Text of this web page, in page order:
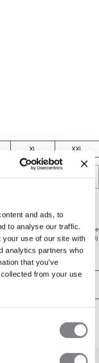
and ads, to
to analyse our traffic.
your use of our site with
analytics partners who
that you’ve
from your use
XL XXL
Essentials-collectie en is
Met een rits over de
ritsen en een athletic fit biedt hij
Gemaakt van een geïsoleerde
voor koudere
/